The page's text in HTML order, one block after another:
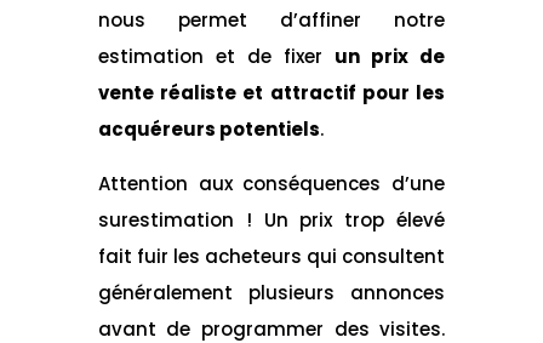
nous permet d’affiner notre
estimation et de fixer un prix de
vente réaliste et attractif pour les
acquéreurs potentiels.
Attention aux conséquences d’une
surestimation ! Un prix trop élevé
fait fuir les acheteurs qui consultent
généralement plusieurs annonces
avant de programmer des visites.